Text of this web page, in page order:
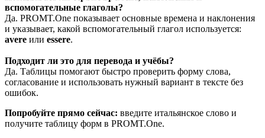
вспомогательные глаголы?
Да. PROMT.One показывает основные времена и наклонения
и указывает, какой вспомогательный глагол используется:
avere или essere.
Подходит ли это для перевода и учёбы?
Да. Таблицы помогают быстро проверить форму слова,
согласование и использовать нужный вариант в тексте без
ошибок.
Попробуйте прямо сейчас: введите итальянское слово и
получите таблицу форм в PROMT.One.